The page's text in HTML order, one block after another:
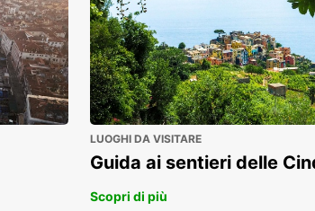
LUOGHI DA VISITARE
Guida ai sentieri delle
Scopri di più